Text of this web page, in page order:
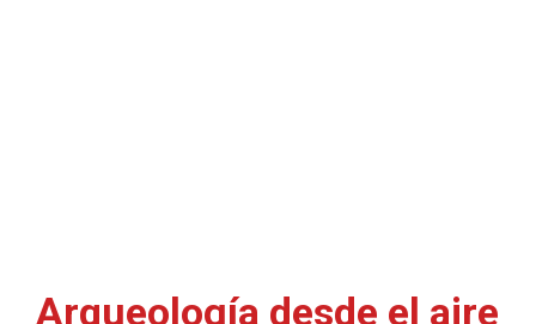
Arqueología desde el aire